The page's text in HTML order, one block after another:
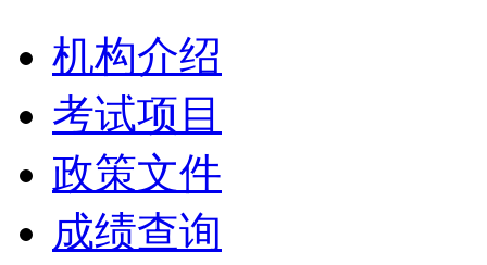
机构介绍
考试项目
政策文件
成绩查询